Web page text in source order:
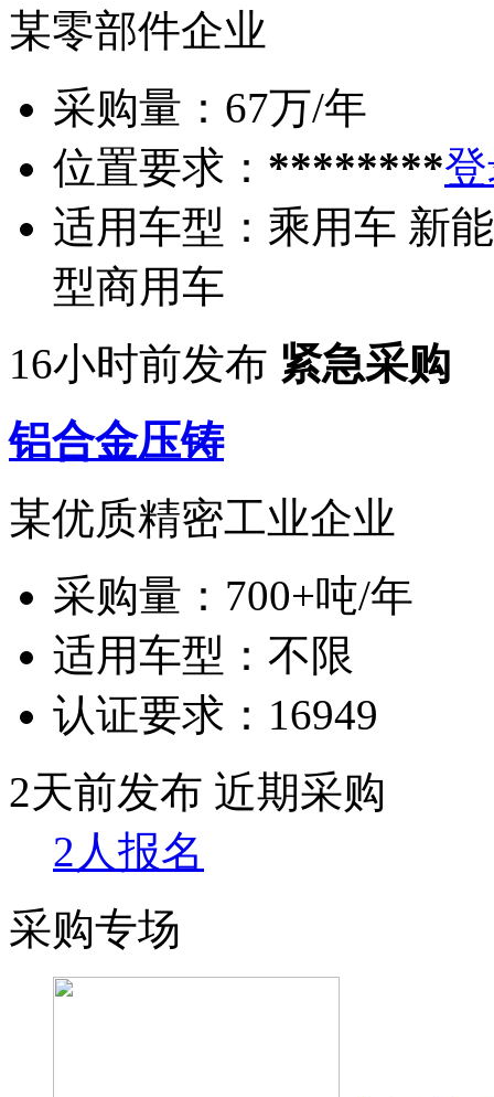
某零部件企业
采购量： 67万/年
位置要求： ********
适用车型： 乘用车 新
型商用车
16小时前发布 紧急采购
铝合金压铸
某优质精密工业企业
采购量： 700+吨/年
适用车型： 不限
认证要求： 16949
2天前发布 近期采购
2人报名
采购专场